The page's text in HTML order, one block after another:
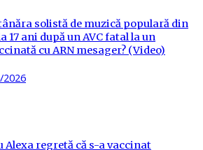
solistă de muzică populară din
17 ani după un AVC fatal la un
cu ARN mesager? (Video)
2026
Alexa regretă că s-a vaccinat